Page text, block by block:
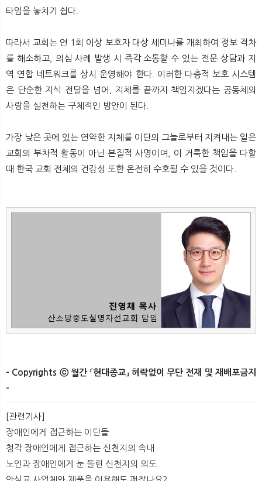
타임을 놓치기 쉽다.
따라서 교회는 연 1회 이상 보호자 대상 세미나를 개최하여 정보 격차
를 해소하고, 의심 사례 발생 시 즉각 소통할 수 있는 전문 상담과 지
역 연합 네트워크를 상시 운영해야 한다. 이러한 다층적 보호 시스템
은 단순한 지식 전달을 넘어, 지체를 끝까지 책임지겠다는 공동체의
사랑을 실천하는 구체적인 방안이 된다.
가장 낮은 곳에 있는 연약한 지체를 이단의 그늘로부터 지켜내는 일은
교회의 부차적 활동이 아닌 본질적 사명이며, 이 거룩한 책임을 다할
때 한국 교회 전체의 건강성 또한 온전히 수호될 수 있을 것이다.
- Copyrights ⓒ 월간 「현대종교」 허락없이 무단 전재 및 재배포금지
-
[관련기사]
장애인에게 접근하는 이단들
청각 장애인에게 접근하는 신천지의 속내
노인과 장애인에게 눈 돌린 신천지의 의도